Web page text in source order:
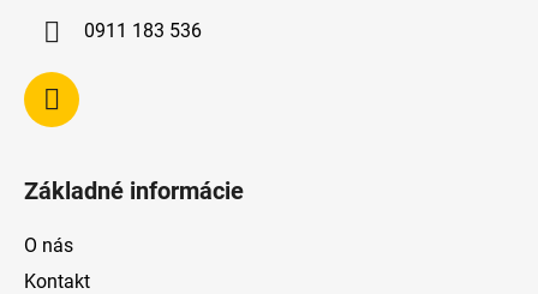
0911 183 536
Základné informácie
O nás
Kontakt